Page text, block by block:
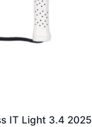
IT Light 3.4 2025